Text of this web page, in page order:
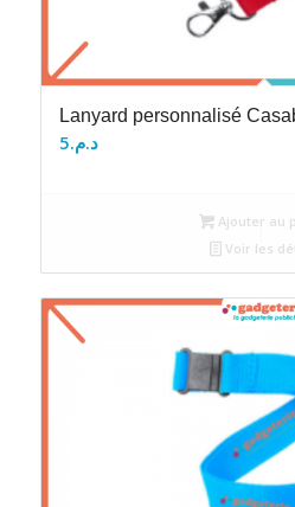
Lanyard personnalisé
د.م.5
Ajouter au
Voir les